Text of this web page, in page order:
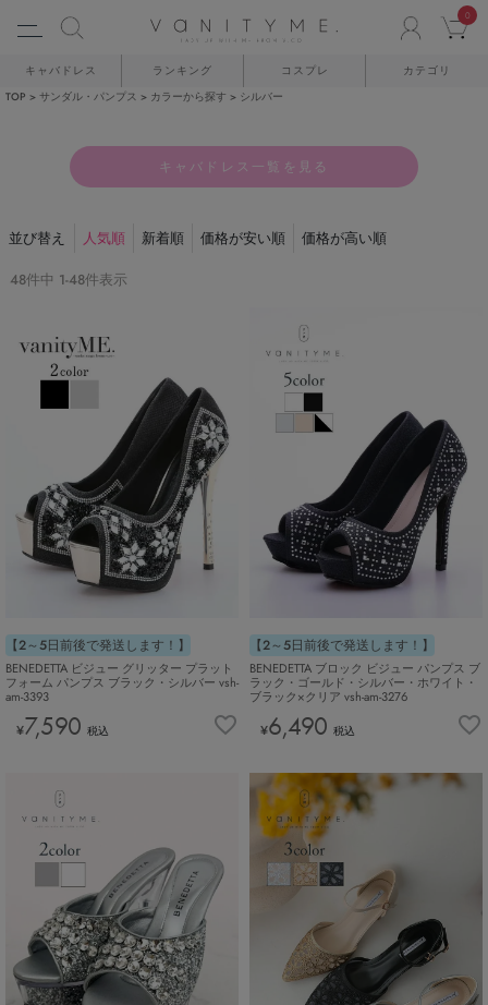
0
キャバドレス ランキング コスプレ カテゴリ
TOP サンダル・パンプス カラーから探す シルバー
キャバドレス一覧を見る
並び替え 人気順 新着順 価格が安い順
価格が高い順
48件中 1-48件表示
【2～5日前後で発送します！】
BENEDETTA ビジュー グリッター プラット
フォーム パンプス ブラック・シルバー vsh-
am-3393
¥7,590 税込
【2～5日前後で発送します！】
BENEDETTA ブロック ビジュー パンプス ブ
ラック・ゴールド・シルバー・ホワイト・
ブラック×クリア vsh-am-3276
¥6,490 税込